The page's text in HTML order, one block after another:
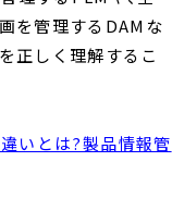
を管理するDAMな
正しく理解するこ
いとは?製品情報管